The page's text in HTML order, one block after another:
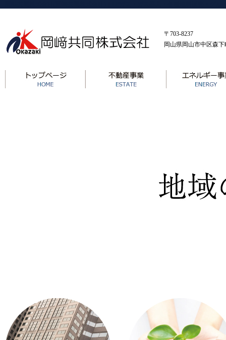
〒703-8237
岡山県岡山市中区森下